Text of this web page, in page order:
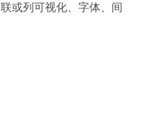
或列可视化、字体、间